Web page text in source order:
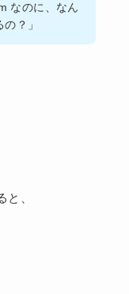
なのに、なん
？」
、